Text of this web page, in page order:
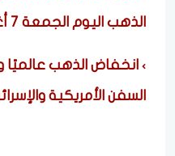
الذهب اليوم الجمعة 7 أغسطس 2026
انخفاض الذهب عالميًا
السفن الأمريكية